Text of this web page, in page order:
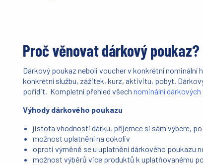
Proč věnovat dárkový poukaz?
Dárkový poukaz neboli voucher v konkrétní
konkrétní službu, zážitek, kurz, aktivitu, pobyt.
pořídit. Kompletní přehled všechnominální
Výhody dárkového poukazu
jistota vhodnosti dárku, příjemce si sám vybere,
možnost uplatnění na cokoliv
oproti výměně se u uplatnění dárkového poukazu
možnost výběrů vice produktů k uplatňovanému